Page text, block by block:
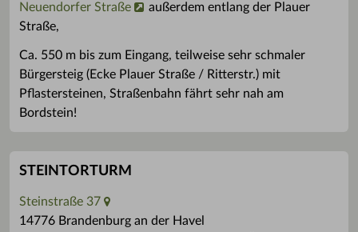
Neuendorfer Straße
außerdem entlang der Plauer
Straße,
Ca. 550 m bis zum Eingang, teilweise sehr schmaler
Bürgersteig (Ecke Plauer Straße / Ritterstr.) mit
Pflastersteinen, Straßenbahn fährt sehr nah am
Bordstein!
STEINTORTURM
Steinstraße 37
14776 Brandenburg an der Havel